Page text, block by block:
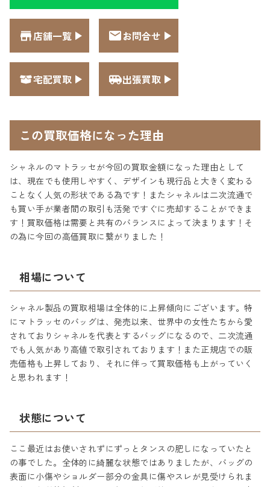
店舗一覧 お問合せ
宅配買取 出張買取
この買取価格になった理由
シャネルのマトラッセが今回の買取金額になった理由として
は、現在でも使用しやすく、デザインも現行品と大きく変わる
ことなく人気の形状である為です！またシャネルは二次流通で
も買い手が業者間の取引も活発ですぐに売却することができま
す！買取価格は需要と共有のバランスによって決まります！そ
の為に今回の高価買取に繋がりました！
相場について
シャネル製品の買取相場は全体的に上昇傾向にございます。特
にマトラッセのバッグは、発売以来、世界中の女性たちから愛
されておりシャネルを代表とするバッグになるので、二次流通
でも人気があり高値で取引されております！また正規店での販
売価格も上昇しており、それに伴って買取価格も上がっていく
と思われます！
状態について
ここ最近はお使いされずにずっとタンスの肥しになっていたと
の事でした。全体的に綺麗な状態ではありましたが、バッグの
表面に小傷やショルダー部分の金具に傷やスレが見受けられま